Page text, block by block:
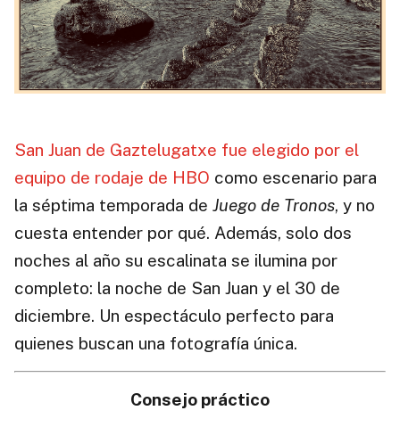
San Juan de Gaztelugatxe fue elegido por el
equipo de rodaje de HBO como escenario para
la séptima temporada de Juego de Tronos, y no
cuesta entender por qué. Además, solo dos
noches al año su escalinata se ilumina por
completo: la noche de San Juan y el 30 de
diciembre. Un espectáculo perfecto para
quienes buscan una fotografía única.
Consejo práctico